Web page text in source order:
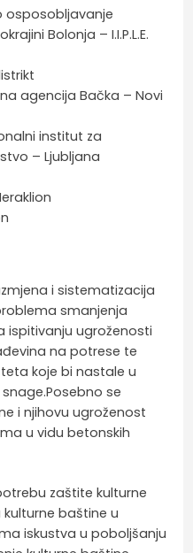
osposobljavanje
Bolonja – I.I.P.L.E.
agencija Bačka – Novi
institut za
– Ljubljana
i sistematizacija
smanjenja
ispitivanju ugroženosti
na potrese te
koje bi nastale u
se
i njihovu ugroženost
u vidu betonskih
zaštite kulturne
baštine u
iskustva u poboljšanju